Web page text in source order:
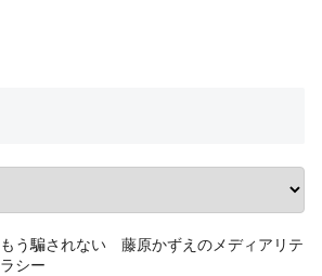
もう騙されない 藤原かずえのメディアリテ
ラシー